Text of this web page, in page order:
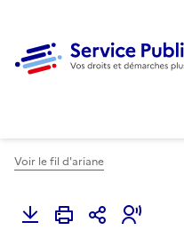
Voir le fil d'ariane